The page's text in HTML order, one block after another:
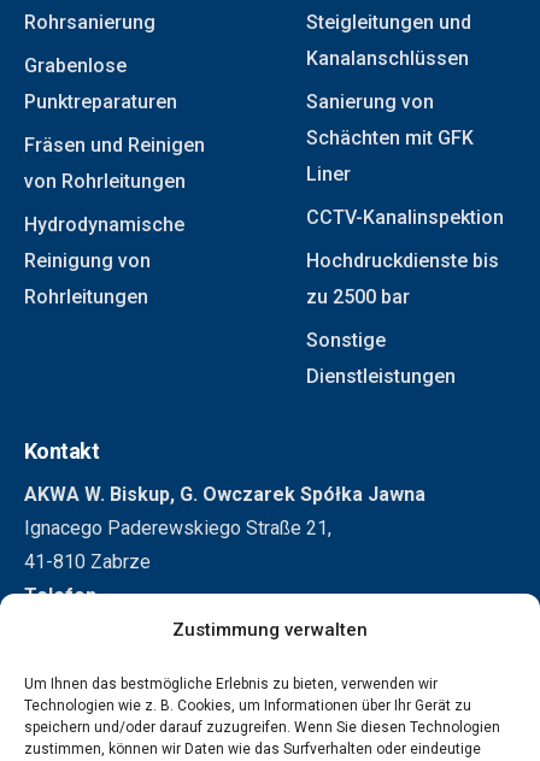
Zustimmung verwalten
Um Ihnen das bestmögliche Erlebnis zu bieten, verwenden wir
Technologien wie z. B. Cookies, um Informationen über Ihr Gerät zu
speichern und/oder darauf zuzugreifen. Wenn Sie diesen Technologien
zustimmen, können wir Daten wie das Surfverhalten oder eindeutige
Rohrsanierung
Grabenlose
Punktreparaturen
Fräsen und Reinigen
von Rohrleitungen
Hydrodynamische
Reinigung von
Rohrleitungen
Steigleitungen und
Kanalanschlüssen
Sanierung von
Schächten mit GFK
Liner
CCTV-Kanalinspektion
Hochdruckdienste bis
zu 2500 bar
Sonstige
Dienstleistungen
Kontakt
AKWA W. Biskup, G. Owczarek Spółka Jawna
Ignacego Paderewskiego Straße 21,
41-810 Zabrze
Telefon
E-Mail
biuro@akwa.eu